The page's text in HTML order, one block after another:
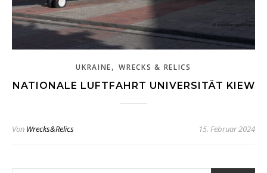
UKRAINE,WRECKS & RELICS
NATIONALE LUFTFAHRT UNIVERSITÄT KIEW
Von Wrecks&Relics 15. Februar 2024